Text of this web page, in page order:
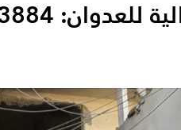
شهيدا و11856 جريحا